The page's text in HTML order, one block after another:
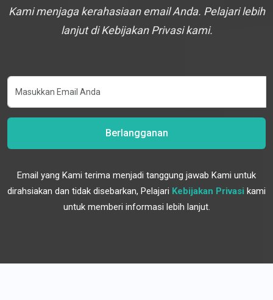
Kami menjaga kerahasiaan email Anda. Pelajari lebih
lanjut di Kebijakan Privasi kami.
Berlangganan
Email yang Kami terima menjadi tanggung jawab Kami untuk
dirahsiakan dan tidak disebarkan, Pelajari Kebijakan Privasi kami
untuk memberi informasi lebih lanjut.